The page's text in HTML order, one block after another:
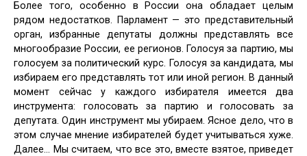
Более того, особенно в России она обладает целым
рядом недостатков. Парламент — это представительный
орган, избранные депутаты должны представлять все
многообразие России, ее регионов. Голосуя за партию, мы
голосуем за политический курс. Голосуя за кандидата, мы
избираем его представлять тот или иной регион. В данный
момент сейчас у каждого избирателя имеется два
инструмента: голосовать за партию и голосовать за
депутата. Один инструмент мы убираем. Ясное дело, что в
этом случае мнение избирателей будет учитываться хуже.
Далее… Мы считаем, что все это, вместе взятое, приведет